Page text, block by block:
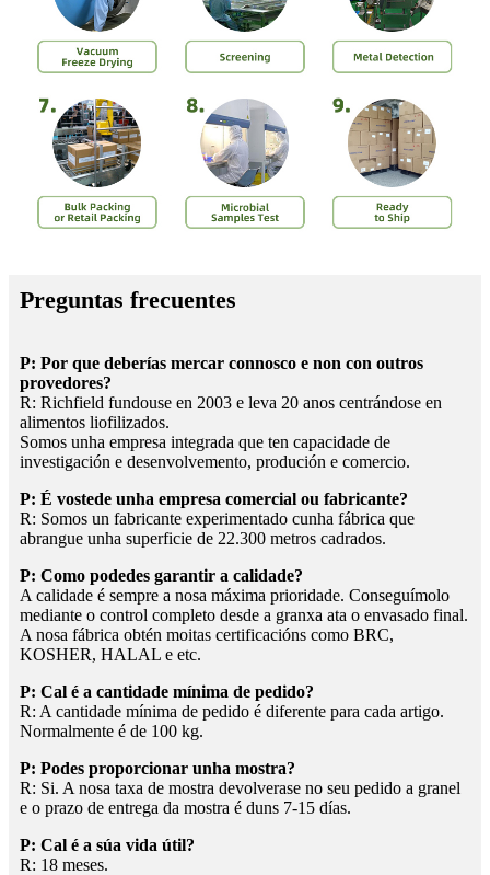
Preguntas frecuentes
P: Por que deberías mercar connosco e non con outros
provedores?
R: Richfield fundouse en 2003 e leva 20 anos centrándose en
alimentos liofilizados.
Somos unha empresa integrada que ten capacidade de
investigación e desenvolvemento, produción e comercio.
P: É vostede unha empresa comercial ou fabricante?
R: Somos un fabricante experimentado cunha fábrica que
abrangue unha superficie de 22.300 metros cadrados.
P: Como podedes garantir a calidade?
A calidade é sempre a nosa máxima prioridade. Conseguímolo
mediante o control completo desde a granxa ata o envasado final.
A nosa fábrica obtén moitas certificacións como BRC,
KOSHER, HALAL e etc.
P: Cal é a cantidade mínima de pedido?
R: A cantidade mínima de pedido é diferente para cada artigo.
Normalmente é de 100 kg.
P: Podes proporcionar unha mostra?
R: Si. A nosa taxa de mostra devolverase no seu pedido a granel
e o prazo de entrega da mostra é duns 7-15 días.
P: Cal é a súa vida útil?
R: 18 meses.